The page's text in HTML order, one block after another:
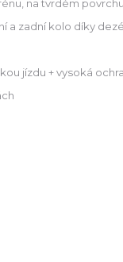
na tvrdém
a zadní kolo díky
jízdu + vysoká